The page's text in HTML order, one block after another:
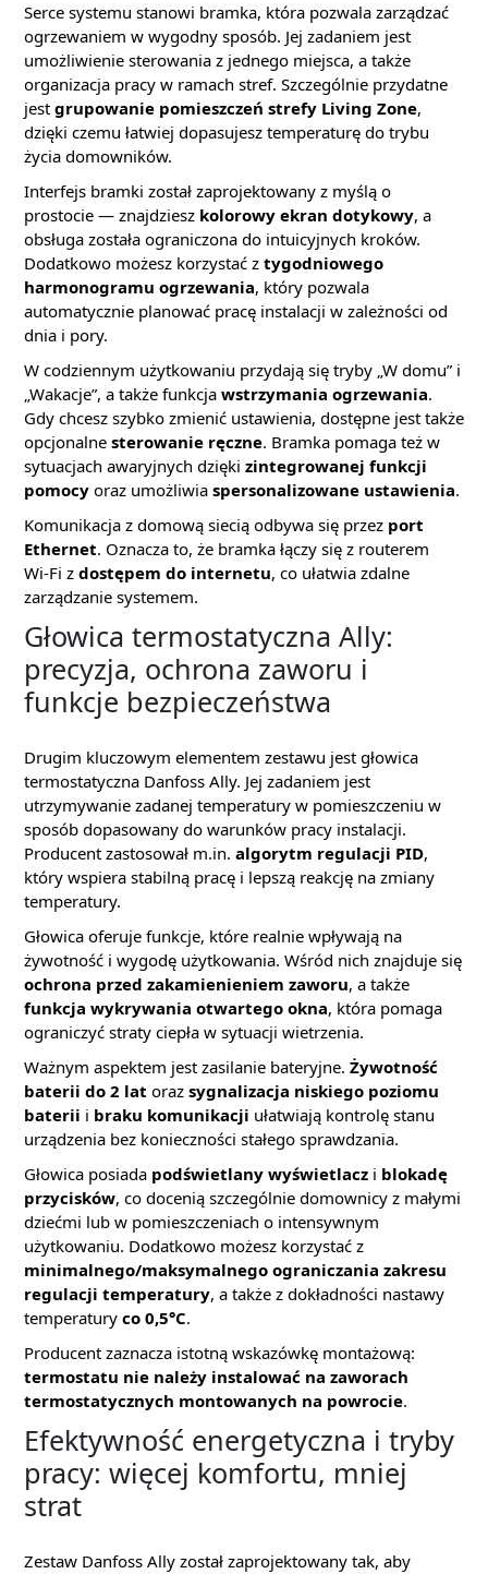
Serce systemu stanowi bramka, która pozwala zarządzać
ogrzewaniem w wygodny sposób. Jej zadaniem jest
umożliwienie sterowania z jednego miejsca, a także
organizacja pracy w ramach stref. Szczególnie przydatne
jest grupowanie pomieszczeń strefy Living Zone,
dzięki czemu łatwiej dopasujesz temperaturę do trybu
życia domowników.
Interfejs bramki został zaprojektowany z myślą o
prostocie — znajdziesz kolorowy ekran dotykowy, a
obsługa została ograniczona do intuicyjnych kroków.
Dodatkowo możesz korzystać z tygodniowego
harmonogramu ogrzewania, który pozwala
automatycznie planować pracę instalacji w zależności od
dnia i pory.
W codziennym użytkowaniu przydają się tryby „W domu” i
„Wakacje”, a także funkcja wstrzymania ogrzewania.
Gdy chcesz szybko zmienić ustawienia, dostępne jest także
opcjonalne sterowanie ręczne. Bramka pomaga też w
sytuacjach awaryjnych dzięki zintegrowanej funkcji
pomocy oraz umożliwia spersonalizowane ustawienia.
Komunikacja z domową siecią odbywa się przez port
Ethernet. Oznacza to, że bramka łączy się z routerem
Wi‑Fi z dostępem do internetu, co ułatwia zdalne
zarządzanie systemem.
Głowica termostatyczna Ally:
precyzja, ochrona zaworu i
funkcje bezpieczeństwa
Drugim kluczowym elementem zestawu jest głowica
termostatyczna Danfoss Ally. Jej zadaniem jest
utrzymywanie zadanej temperatury w pomieszczeniu w
sposób dopasowany do warunków pracy instalacji.
Producent zastosował m.in. algorytm regulacji PID,
który wspiera stabilną pracę i lepszą reakcję na zmiany
temperatury.
Głowica oferuje funkcje, które realnie wpływają na
żywotność i wygodę użytkowania. Wśród nich znajduje się
ochrona przed zakamienieniem zaworu, a także
funkcja wykrywania otwartego okna, która pomaga
ograniczyć straty ciepła w sytuacji wietrzenia.
Ważnym aspektem jest zasilanie bateryjne. Żywotność
baterii do 2 lat oraz sygnalizacja niskiego poziomu
baterii i braku komunikacji ułatwiają kontrolę stanu
urządzenia bez konieczności stałego sprawdzania.
Głowica posiada podświetlany wyświetlacz i blokadę
przycisków, co docenią szczególnie domownicy z małymi
dziećmi lub w pomieszczeniach o intensywnym
użytkowaniu. Dodatkowo możesz korzystać z
minimalnego/maksymalnego ograniczania zakresu
regulacji temperatury, a także z dokładności nastawy
temperatury co 0,5°C.
Producent zaznacza istotną wskazówkę montażową:
termostatu nie należy instalować na zaworach
termostatycznych montowanych na powrocie.
Efektywność energetyczna i tryby
pracy: więcej komfortu, mniej
strat
Zestaw Danfoss Ally został zaprojektowany tak, aby